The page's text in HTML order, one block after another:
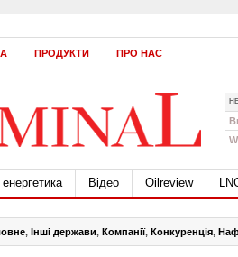
ПРОДУКТИ ПРО НАС
Відео Oilreview
, Інші держави, Компанії, Конкуренція,